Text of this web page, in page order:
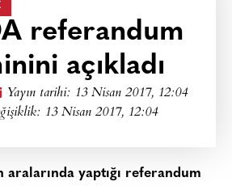
referandum
açıkladı
Yayın tarihi: 13 Nisan 2017, 12:04
13 Nisan 2017, 12:04
aralarında yaptığı referandum